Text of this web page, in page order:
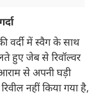
वर्दी में स्वैग के साथ
हुए जेब से रिवॉल्वर
से अपनी घड़ी
नहीं किया गया है,